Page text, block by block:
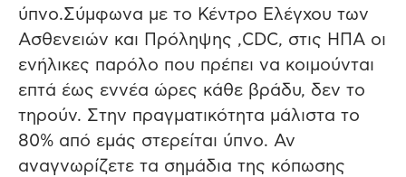
ύπνο.Σύμφωνα με το Κέντρο Ελέγχου των
Ασθενειών και Πρόληψης ,CDC, στις ΗΠΑ οι
ενήλικες παρόλο που πρέπει να κοιμούνται
επτά έως εννέα ώρες κάθε βράδυ, δεν το
τηρούν. Στην πραγματικότητα μάλιστα το
80% από εμάς στερείται ύπνο. Αν
αναγνωρίζετε τα σημάδια της κόπωσης